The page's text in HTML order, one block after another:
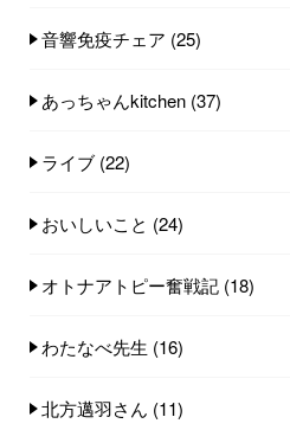
音響免疫チェア (25)
あっちゃんkitchen (37)
ライブ (22)
おいしいこと (24)
オトナアトピー奮戦記 (18)
わたなべ先生 (16)
北方邁羽さん (11)